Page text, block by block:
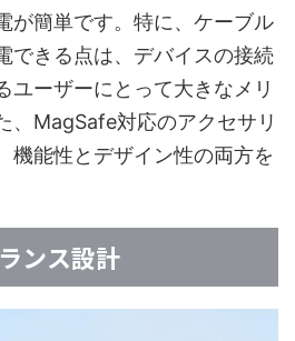
が簡単です。特に、ケーブル
できる点は、デバイスの接続
ユーザーにとって大きなメリ
、MagSafe対応のアクセサリ
機能性とデザイン性の両方を
ンス設計